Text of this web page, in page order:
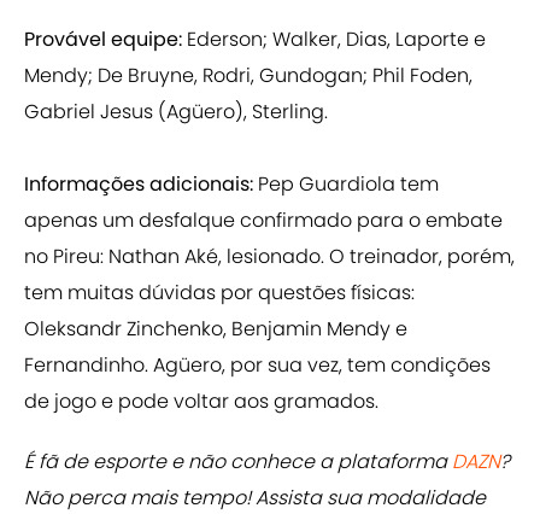
Provável equipe: Ederson; Walker, Dias, Laporte e
Mendy; De Bruyne, Rodri, Gundogan; Phil Foden,
Gabriel Jesus (Agüero), Sterling.
Informações adicionais: Pep Guardiola tem
apenas um desfalque confirmado para o embate
no Pireu: Nathan Aké, lesionado. O treinador, porém,
tem muitas dúvidas por questões físicas:
Oleksandr Zinchenko, Benjamin Mendy e
Fernandinho. Agüero, por sua vez, tem condições
de jogo e pode voltar aos gramados.
É fã de esporte e não conhece a plataformaDAZN?
Não perca mais tempo! Assista sua modalidade